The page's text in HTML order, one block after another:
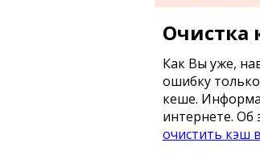
Очистка
Как Вы уже,
ошибку
кеше.
интернете. Об
очистить кэш